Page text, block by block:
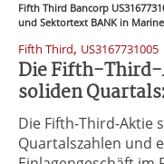
Fifth Third Bancorp
und Sektortext BANK in
Fifth Third, US3167731005
Die Fifth-
soliden
Die Fifth-Third-Aktie
Quartalszahlen und